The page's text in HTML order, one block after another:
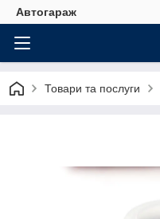
Автогараж
Товари та послуги